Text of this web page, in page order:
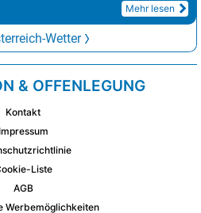
Mehr lesen
Wetter
& OFFENLEGUNG
Kontakt
Impressum
Liste
AGB
Werbemöglichkeiten